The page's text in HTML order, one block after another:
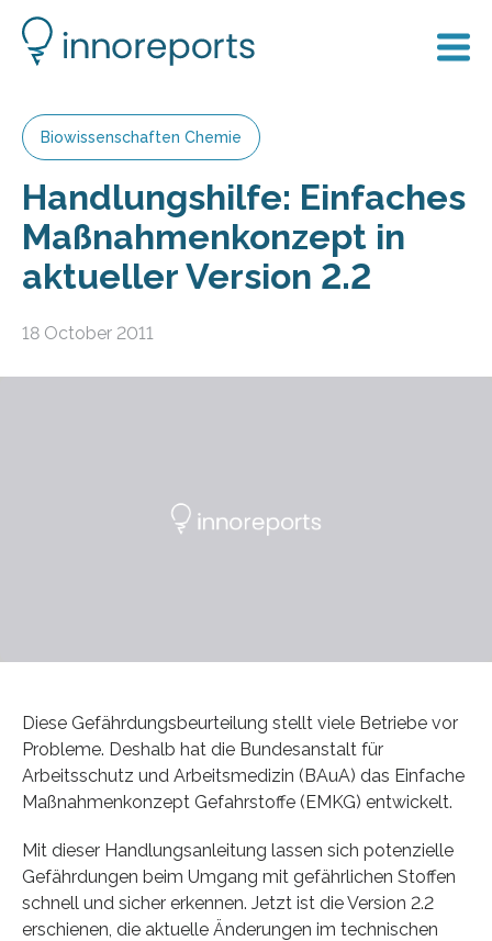
Biowissenschaften Chemie
Handlungshilfe: Einfaches
Maßnahmenkonzept in
aktueller Version 2.2
18 October 2011
Diese Gefährdungsbeurteilung stellt viele Betriebe vor
Probleme. Deshalb hat die Bundesanstalt für
Arbeitsschutz und Arbeitsmedizin (BAuA) das Einfache
Maßnahmenkonzept Gefahrstoffe (EMKG) entwickelt.
Mit dieser Handlungsanleitung lassen sich potenzielle
Gefährdungen beim Umgang mit gefährlichen Stoffen
schnell und sicher erkennen. Jetzt ist die Version 2.2
erschienen, die aktuelle Änderungen im technischen